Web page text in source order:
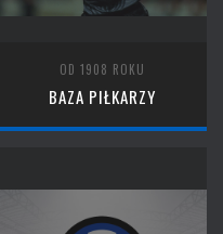
OD 1908 ROKU
BAZA PIŁKARZY